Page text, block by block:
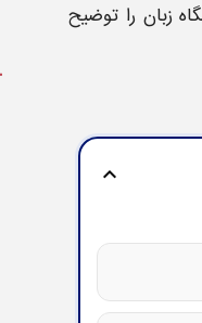
زبان را توضیح
expand_more